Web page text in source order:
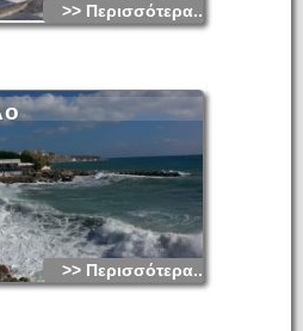
>> Περισσότερα...
>> Περισσότερα...